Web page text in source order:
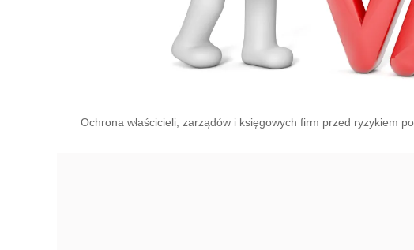
Ochrona właścicieli, zarządów i księgowych firm przed ryzykiem